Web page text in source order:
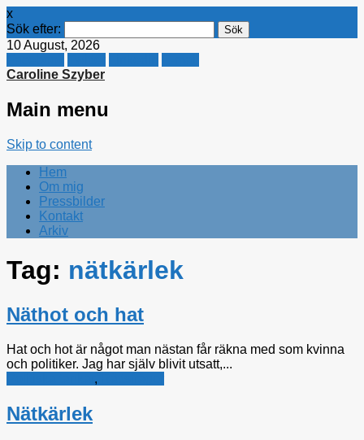
x
Sök efter:
10 August, 2026
Caroline Szyber
Main menu
Skip to content
Hem
Om mig
Pressbilder
Kontakt
Arkiv
Tag: nätkärlek
Näthot och hat
Hat och hot är något man nästan får räkna med som kvinna
och politiker. Jag har själv blivit utsatt,...
,
Nätkärlek